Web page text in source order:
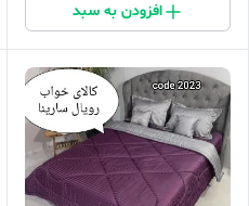
افزودن به سبد